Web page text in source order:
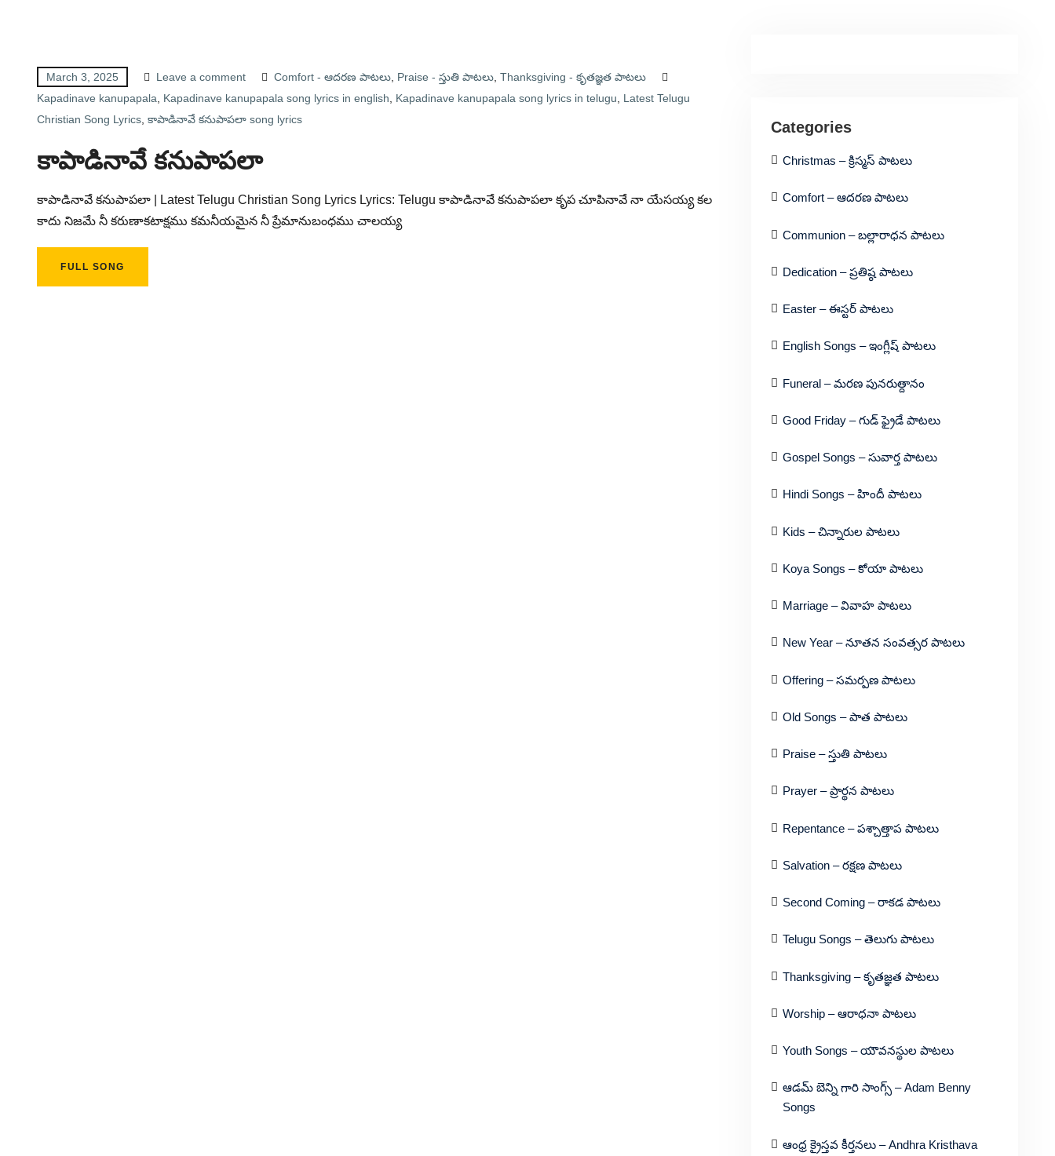
March 3, 2025 Leave a comment Comfort - ఆదరణ పాటలు Praise - స్తుతి పాటలు Thanksgiving - కృతజ్ఞత పాటలు
Kapadinave kanupapala
Kapadinave kanupapala song lyrics in english Kapadinave kanupapala song lyrics in telugu
Latest Telugu
Christian Song Lyrics కాపాడినావే కనుపాపలా song lyrics
కాపాడినావే కనుపాపలా
కాపాడినావే కనుపాపలా | Latest Telugu Christian Song Lyrics Lyrics: Telugu కాపాడినావే కనుపాపలా కృప చూపినావే నా యేసయ్య కల
కాదు నిజమే నీ కరుణాకటాక్షము కమనీయమైన నీ ప్రేమానుబంధము చాలయ్య
FULL SONG
Categories
Christmas – క్రిస్మస్ పాటలు
Comfort – ఆదరణ పాటలు
Communion – బల్లారాధన పాటలు
Dedication – ప్రతిష్ఠ పాటలు
Easter – ఈస్టర్ పాటలు
English Songs – ఇంగ్లీష్ పాటలు
Funeral – మరణ పునరుత్దానం
Good Friday – గుడ్ ఫ్రైడే పాటలు
Gospel Songs – సువార్త పాటలు
Hindi Songs – హిందీ పాటలు
Kids – చిన్నారుల పాటలు
Koya Songs – కోయా పాటలు
Marriage – వివాహ పాటలు
New Year – నూతన సంవత్సర పాటలు
Offering – సమర్పణ పాటలు
Old Songs – పాత పాటలు
Praise – స్తుతి పాటలు
Prayer – ప్రార్థన పాటలు
Repentance – పశ్చాత్తాప పాటలు
Salvation – రక్షణ పాటలు
Second Coming – రాకడ పాటలు
Telugu Songs – తెలుగు పాటలు
Thanksgiving – కృతజ్ఞత పాటలు
Worship – ఆరాధనా పాటలు
Youth Songs – యౌవనస్థుల పాటలు
ఆడమ్ బెన్ని గారి సాంగ్స్ – Adam Benny
Songs
ఆంధ్ర క్రైస్తవ కీర్తనలు – Andhra Kristhava